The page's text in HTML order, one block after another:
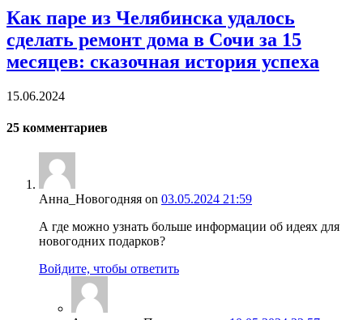
Как паре из Челябинска удалось
сделать ремонт дома в Сочи за 15
месяцев: сказочная история успеха
15.06.2024
25 комментариев
Анна_Новогодняя on 03.05.2024 21:59
А где можно узнать больше информации об идеях для
новогодних подарков?
Войдите, чтобы ответить